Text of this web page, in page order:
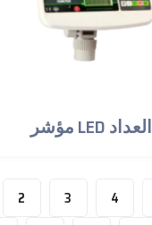
مؤشر LED العداد
2 3 4